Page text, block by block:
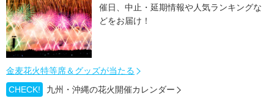
催日、中止・延期情報や人気ランキングな
どをお届け！
金麦花火特等席＆グッズが当たる
CHECK!
九州・沖縄の花火開催カレンダー